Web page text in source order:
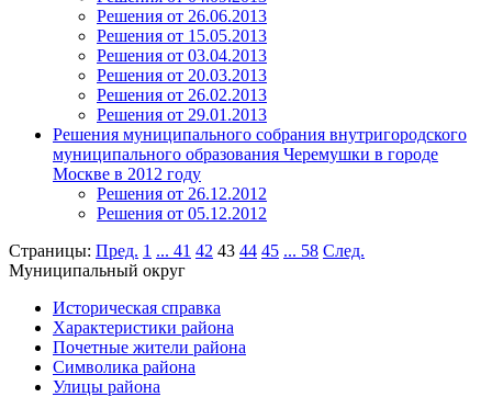
Решения от 26.06.2013
Решения от 15.05.2013
Решения от 03.04.2013
Решения от 20.03.2013
Решения от 26.02.2013
Решения от 29.01.2013
Решения муниципального собрания внутригородского
муниципального образования Черемушки в городе
Москве в 2012 году
Решения от 26.12.2012
Решения от 05.12.2012
Страницы: Пред. 1 ... 41 42 43 44 45 ... 58 След.
Муниципальный округ
Историческая справка
Характеристики района
Почетные жители района
Символика района
Улицы района